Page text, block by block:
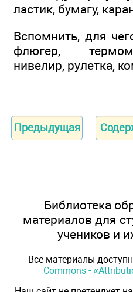
ластик, бумагу,
Вспомнить, для
флюгер,
нивелир, рулетка,
Предыдущая
Библиотека
материалов для
учеников и
Все материалы
Commons -